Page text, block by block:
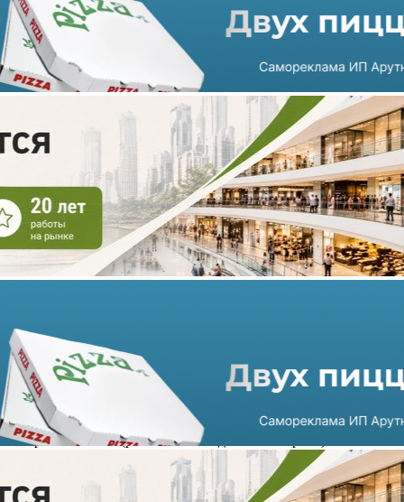
Магазины Adidas и Pandora
не откроются до 1 июля 2022
года
20.05.2022 г. в 12:12
ювелирный дом Pandora передал права на российский бизнес
сербскому партнеру. Однако магазины сетей будут закрыты
минимум до 1 июля 2022 года.
Adidas уже забронировала распределительные центры и
склады в тех странах, откуда будут осуществляться поставки
товаров в Россию (ранее они находились в Европе).
Нерешенным для компании остается лишь вопрос
возобновления работы в РФ: будет это сделано через продажу
бизнеса локальному игроку, иностранной компании или через
смену вывески.